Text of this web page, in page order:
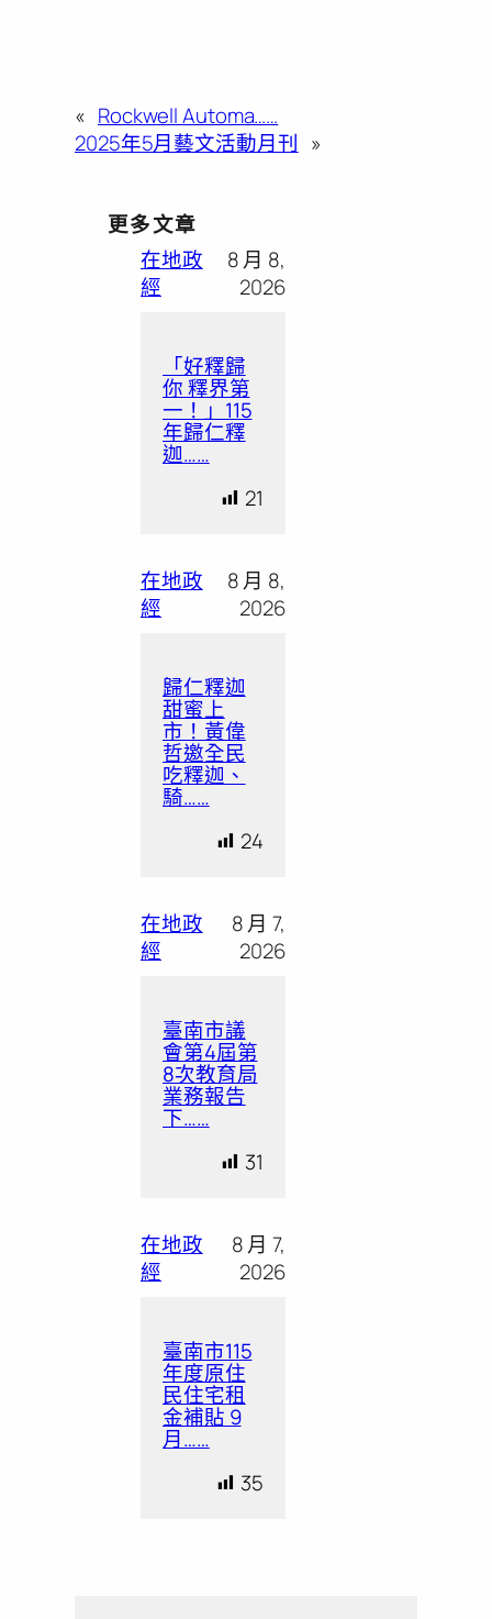
« Rockwell Automa……
2025年5月藝文活動月刊 »
更多文章
在地政
經
8 月 8,
2026
「好釋歸
你 釋界第
一！」115
年歸仁釋
迦……
21
在地政
經
8 月 8,
2026
歸仁釋迦
甜蜜上
市！黃偉
哲邀全民
吃釋迦、
騎……
24
在地政
經
8 月 7,
2026
臺南市議
會第4屆第
8次教育局
業務報告
下……
31
在地政
經
8 月 7,
2026
臺南市115
年度原住
民住宅租
金補貼 9
月……
35